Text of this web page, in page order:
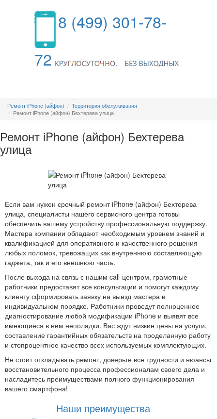
8 (499) 301-78-
72
Ремонт iPhone (айфон)
Территория обслуживания
Ремонт iPhone (айфон) Бехтерева улица
Ремонт iPhone (айфон) Бехтерева
улица
Если вам нужен срочный ремонт iPhone (айфон) Бехтерева
улица, специалисты нашего сервисного центра готовы
обеспечить вашему устройству профессиональную поддержку.
Мастера компании обладают необходимым уровнем знаний и
квалификацией для оперативного и качественного решения
любых поломок, тревожащих как внутреннюю составляющую
гаджета, так и его внешнюю часть.
После выхода на связь с нашим call-центром, грамотные
работники предоставят все консультации и помогут каждому
клиенту сформировать заявку на выезд мастера в
индивидуальном порядке. Работники проведут полноценное
диагностирование любой модификации iPhone и выявят все
имеющиеся в нем неполадки. Вас ждут низкие цены на услуги,
составление гарантийных обязательств на проделанную работу
и стопроцентное качество всех используемых комплектующих.
Не стоит откладывать ремонт, доверьте все трудности и нюансы
восстановительного процесса профессионалам своего дела и
насладитесь преимуществами полного функционирования
вашего смартфона!
Наши преимущества